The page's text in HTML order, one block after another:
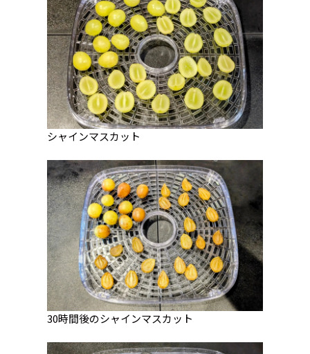
シャインマスカット
30時間後のシャインマスカット